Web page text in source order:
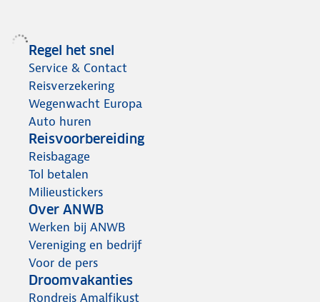
Regel het snel
Service & Contact
Reisverzekering
Wegenwacht Europa
Auto huren
Reisvoorbereiding
Reisbagage
Tol betalen
Milieustickers
Over ANWB
Werken bij ANWB
Vereniging en bedrijf
Voor de pers
Droomvakanties
Rondreis Amalfikust